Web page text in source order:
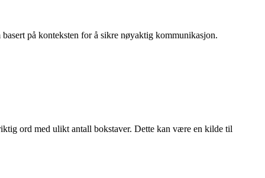
på konteksten for å sikre nøyaktig kommunikasjon.
ord med ulikt antall bokstaver. Dette kan være en kilde til